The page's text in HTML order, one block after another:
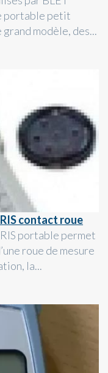
portable petit
modèle, des...
contact roue
portable permet
roue de mesure
la...